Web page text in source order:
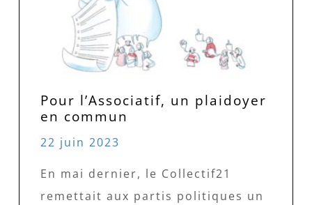
Pour l’Associatif, un plaidoyer
en commun
22 juin 2023
En mai dernier, le Collectif21
remettait aux partis politiques un